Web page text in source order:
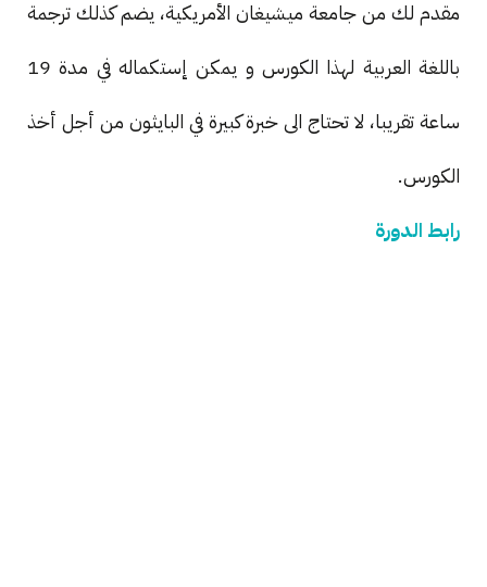
مقدم لك من جامعة ميشيغان الأمريكية، يضم كذلك ترجمة
باللغة العربية لهذا الكورس و يمكن إستكماله في مدة 19
ساعة تقريبا، لا تحتاج الى خبرة كبيرة في البايثون من أجل أخذ
الكورس.
رابط الدورة